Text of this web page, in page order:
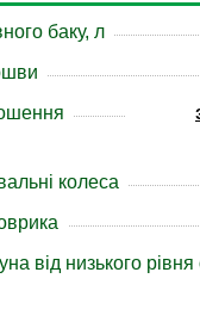
баку, л
колеса
від низького